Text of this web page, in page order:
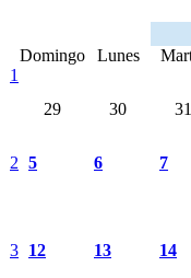
Domingo
Lunes
1
29
30 31
2 5 6 7
3 12 13 14